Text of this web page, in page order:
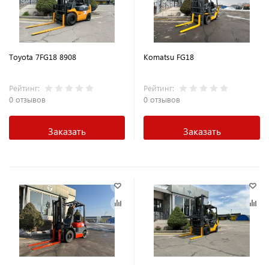
Toyota 7FG18 8908
Рейтинг:
0 отзывов
Заказать
Komatsu FG18
Рейтинг:
0 отзывов
Заказать